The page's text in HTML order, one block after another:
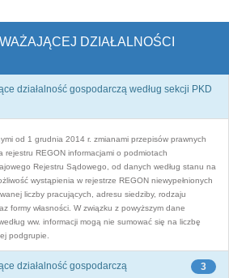
DZIAŁALNOŚCI
działalność gospodarczą według sekcji PKD
od 1 grudnia 2014 r. zmianami przepisów prawnych
rejestru REGON informacjami o podmiotach
Rejestru Sądowego, od danych według stanu na
wystąpienia w rejestrze REGON niewypełnionych
liczby pracujących, adresu siedziby, rodzaju
formy własności. W związku z powyższym dane
ww. informacji mogą nie sumować się na liczbę
podgrupie.
3
działalność gospodarczą